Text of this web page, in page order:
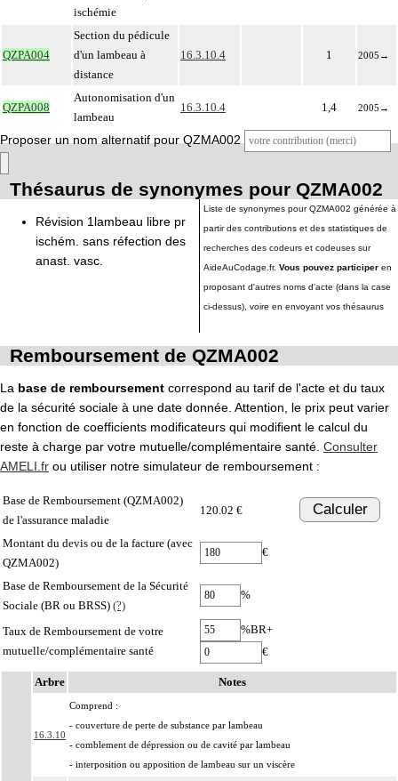
ischémie
QZPA004
Section du pédicule
d'un lambeau à
distance
16.3.10.4 1 2005 →
QZPA008
Autonomisation d'un
lambeau
16.3.10.4 1,4 2005 →
Proposer un nom alternatif pour QZMA002
Thésaurus de synonymes pour QZMA002
Révision 1lambeau libre pr
ischém. sans réfection des
anast. vasc.
Liste de synonymes pour QZMA002 générée à
partir des contributions et des statistiques de
recherches des codeurs et codeuses sur
AideAuCodage.fr. Vous pouvez participer en
proposant d'autres noms d'acte (dans la case
ci-dessus), voire en envoyant vos thésaurus
Remboursement de QZMA002
La base de remboursement correspond au tarif de l'acte et du taux
de la sécurité sociale à une date donnée. Attention, le prix peut varier
en fonction de coefficients modificateurs qui modifient le calcul du
reste à charge par votre mutuelle/complémentaire santé. Consulter
AMELI.fr ou utiliser notre simulateur de remboursement :
Base de Remboursement (QZMA002)
de l'assurance maladie
120.02 € Calculer
Montant du devis ou de la facture (avec
QZMA002)
€
Base de Remboursement de la Sécurité
Sociale (BR ou BRSS) (?)
%
Taux de Remboursement de votre
mutuelle/complémentaire santé
%BR+
€
Arbre Notes
16.3.10
Comprend :
- couverture de perte de substance par lambeau
- comblement de dépression ou de cavité par lambeau
- interposition ou apposition de lambeau sur un viscère